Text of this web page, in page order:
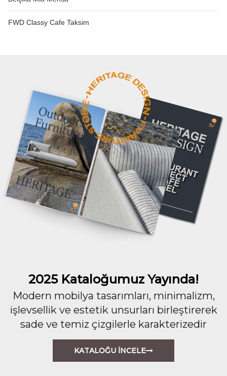
FWD Classy Cafe Taksim
2025 Kataloğumuz Yayında!
Modern mobilya tasarımları, minimalizm,
işlevsellik ve estetik unsurları birleştirerek
sade ve temiz çizgilerle karakterizedir
KATALOĞU İNCELE